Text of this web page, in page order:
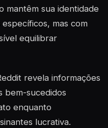
mantêm sua identidade
mas com
equilibrar
revela informações
bem-sucedidos
enquanto
lucrativa.